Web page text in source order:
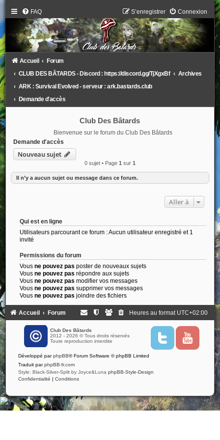
FAQ Connexion
S’enregistrer
Accueil
Forum
CLUB DES BÂTARDS - Discord : https://discord.gg/TjXgxBf
Archives
ARK : Survival Evolved - serveur : ark.bastards.club
Demande d'accès
Club Des Bâtards
Bienvenue sur le forum du Club Des Bâtards
Demande d'accès
Nouveau sujet
0 sujet • Page 1 sur 1
Il n’y a aucun sujet ou message dans ce forum.
Aller à
Qui est en ligne
Utilisateurs parcourant ce forum : Aucun utilisateur enregistré et 1
invité
Permissions du forum
Vous ne pouvez pas poster de nouveaux sujets
Vous ne pouvez pas répondre aux sujets
Vous ne pouvez pas modifier vos messages
Vous ne pouvez pas supprimer vos messages
Vous ne pouvez pas joindre des fichiers
Accueil Forum Heures au format UTC+02:00
Club Des Bâtards
2012 - 2026 © Tous droits réservés
Toute reproduction interdite
T
i
Y
u
Développé parphpBB® Forum Software © phpBB Limited
Traduit parphpBB-fr.com
Style: Black-Silver-Split by Joyce&Luna phpBB-Style-Design
Confidentialité | Conditions